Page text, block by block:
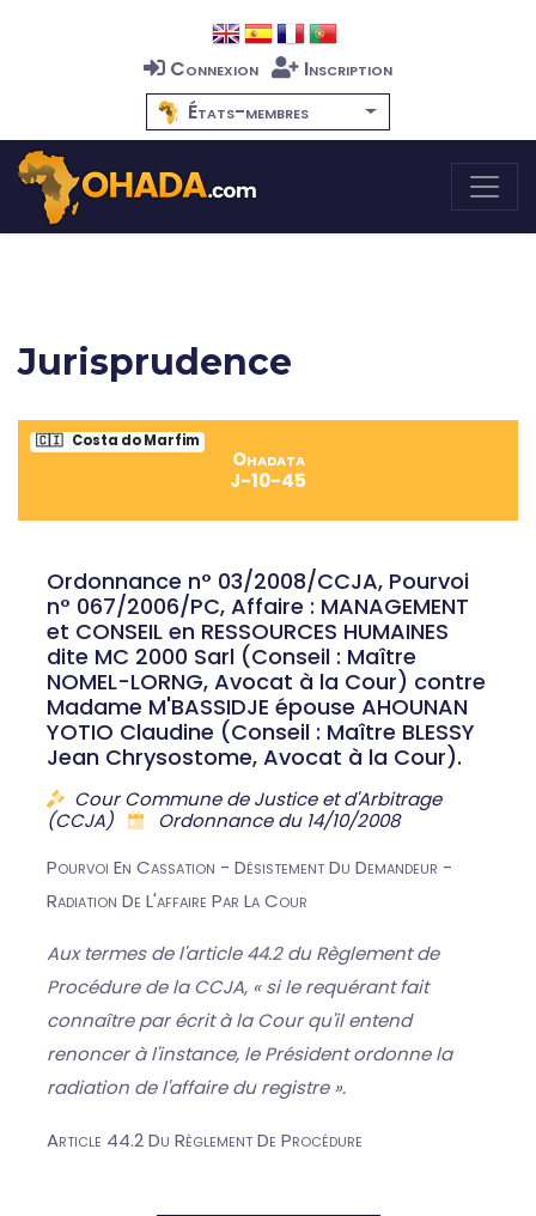
Connexion
Inscription
États-membres
Jurisprudence
🇨🇮 Costa do Marfim
Ohadata
J-10-45
Ordonnance n° 03/2008/CCJA, Pourvoi
n° 067/2006/PC, Affaire : MANAGEMENT
et CONSEIL en RESSOURCES HUMAINES
dite MC 2000 Sarl (Conseil : Maître
NOMEL-LORNG, Avocat à la Cour) contre
Madame M'BASSIDJE épouse AHOUNAN
YOTIO Claudine (Conseil : Maître BLESSY
Jean Chrysostome, Avocat à la Cour).
Cour Commune de Justice et d'Arbitrage
(CCJA)
Ordonnance du 14/10/2008
Pourvoi En Cassation - Désistement Du Demandeur -
Radiation De L'affaire Par La Cour
Aux termes de l'article 44.2 du Règlement de
Procédure de la CCJA, « si le requérant fait
connaître par écrit à la Cour qu'il entend
renoncer à l'instance, le Président ordonne la
radiation de l'affaire du registre ».
Article 44.2 Du Règlement De Procédure